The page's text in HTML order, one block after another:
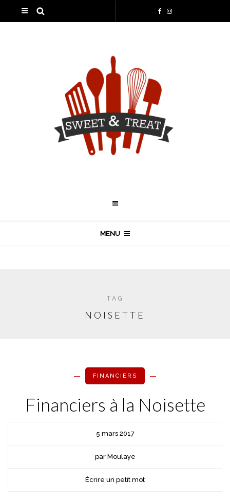
MENU
TAG
NOISETTE
FINANCIERS
Financiers à la Noisette
5 mars 2017
par Moulaye
Écrire un petit mot